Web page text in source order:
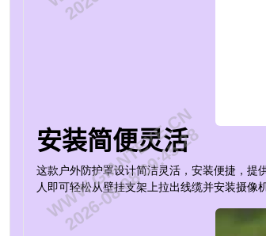
安装简便灵活
这款户外防护罩设计简洁灵活，安装便捷，提
人即可轻松从壁挂支架上拉出线缆并安装摄像
WWW.GIANTEYE.CN
2026-08-08 09:45:28